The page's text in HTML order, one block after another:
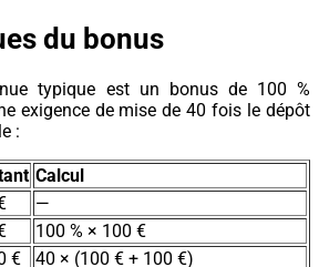
du bonus
typique est un bonus de 100 %
exigence de mise de 40 fois le dépôt
:
Calcul
—
100 % × 100 €
€ 40 × (100 € + 100 €)